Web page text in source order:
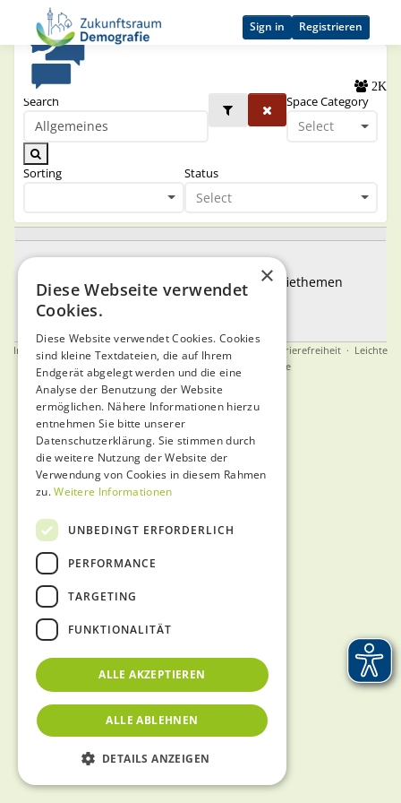
Sign in Registrieren
Spaces
Search Space Category
Select
Sorting Status
Select
2K
Austausch
Raum für Diskussionen rund um Demografiethemen
AUSTAUSCH
Impressum · Datenschutz · Nutzungsbedingungen Barrierefreiheit · Leichte
Sprache
· ·Gebärdensprache
×
Diese Webseite verwendet
Cookies.
Diese Website verwendet Cookies. Cookies
sind kleine Textdateien, die auf Ihrem
Endgerät abgelegt werden und die eine
Analyse der Benutzung der Website
ermöglichen. Nähere Informationen hierzu
entnehmen Sie bitte unserer
Datenschutzerklärung. Sie stimmen durch
die weitere Nutzung der Website der
Verwendung von Cookies in diesem Rahmen
zu.Weitere Informationen
UNBEDINGT ERFORDERLICH
PERFORMANCE
TARGETING
FUNKTIONALITÄT
ALLE AKZEPTIEREN
ALLE ABLEHNEN
DETAILS ANZEIGEN